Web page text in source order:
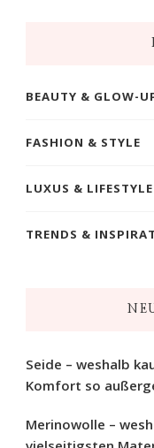
BEAUTY & GLOW-
FASHION & STYLE
LUXUS & LIFESTYLE
TRENDS &
Seide – weshalb
Komfort so
Merinowolle –